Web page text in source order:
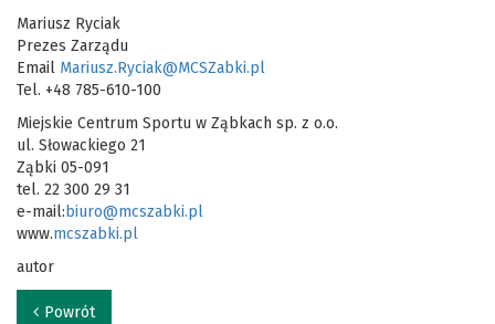
Mariusz Ryciak
Prezes Zarządu
Email Mariusz.Ryciak@MCSZabki.pl
Tel. +48 785-610-100
Miejskie Centrum Sportu w Ząbkach sp. z o.o.
ul. Słowackiego 21
Ząbki 05-091
tel. 22 300 29 31
e-mail: biuro@mcszabki.pl
www.mcszabki.pl
autor
Powrót